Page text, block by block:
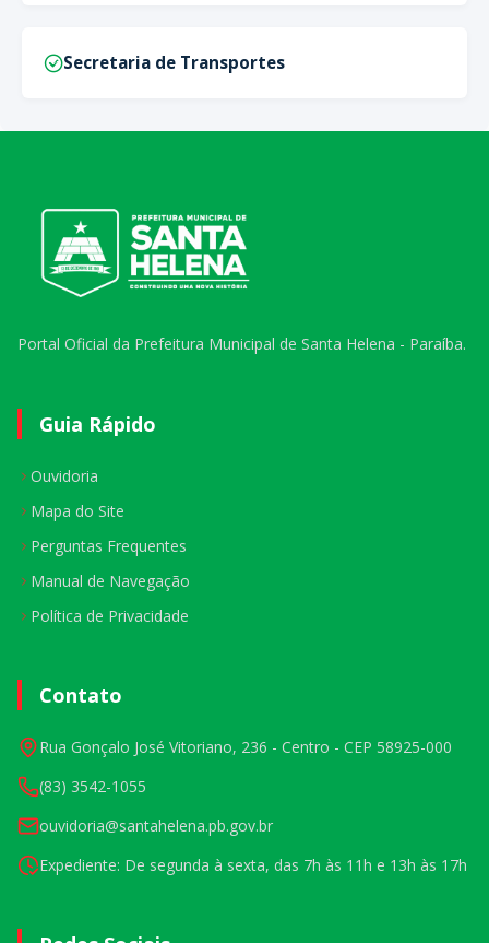
Secretaria de Transportes
Portal Oficial da Prefeitura Municipal de Santa Helena - Paraíba.
Guia Rápido
Ouvidoria
Mapa do Site
Perguntas Frequentes
Manual de Navegação
Política de Privacidade
Contato
Rua Gonçalo José Vitoriano, 236 - Centro - CEP 58925-000
(83) 3542-1055
ouvidoria@santahelena.pb.gov.br
Expediente: De segunda à sexta, das 7h às 11h e 13h às 17h